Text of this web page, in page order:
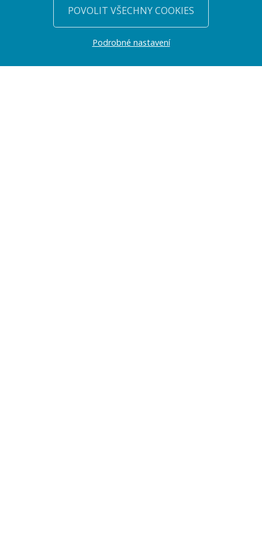
CHCETE PŘESVĚDČIT?
POVOLIT VŠECHNY COOKIES
Podrobné nastavení